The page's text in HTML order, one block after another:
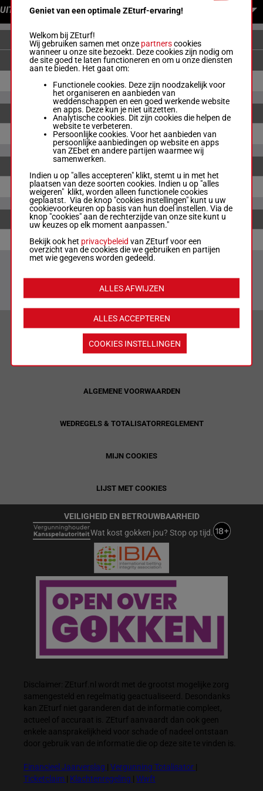
UITBETALINGEN
ENKELVOUDIGE WEDDENSCHAPPEN
-
KOPPEL
GERESTITUEERD
- GERESTITUEERD
- GERESTITUEERD
VERANTWOORD WEDDEN & PRIVACYVERKLARING
ALGEMENE VOORWAARDEN
WEDREGELS & TOTALISATORREGLEMENT
MIJN COOKIES
LIJST MET COOKIES
VEILIGHEID EN BETROUWBAARHEID
Wat kost gokken jou? Stop op tijd.
Disclaimer: ZEturf.nl wordt met de grootst mogelijke zorg
samengesteld en regelmatig geactualiseerd. Desondanks
kan ZEturf niet garanderen dat de informatie compleet,
actueel of accuraat is. ZEturf aanvaardt dan ook geen
enkele aansprakelijkheid voor schade of nadeel ontstaan
door gebruik van de informatie die op deze site te vinden is.
Financieel Jaarverslag Vergunning Totalisator
Ticketclaim
Klachtenregeling Wwft
Geniet van een optimale ZEturf-ervaring!
Welkom bij ZEturf!
Wij gebruiken samen met onze partnerscookies
wanneer u onze site bezoekt. Deze cookies zijn nodig om
de site goed te laten functioneren en om u onze diensten
aan te bieden. Het gaat om:
Functionele cookies. Deze zijn noodzakelijk voor
het organiseren en aanbieden van
weddenschappen en een goed werkende website
en apps. Deze kun je niet uitzetten.
Analytische cookies. Dit zijn cookies die helpen de
website te verbeteren.
Persoonlijke cookies. Voor het aanbieden van
persoonlijke aanbiedingen op website en apps
van ZEbet en andere partijen waarmee wij
samenwerken.
Indien u op "alles accepteren" klikt, stemt u in met het
plaatsen van deze soorten cookies. Indien u op "alles
weigeren" klikt, worden alleen functionele cookies
geplaatst. Via de knop "cookies instellingen" kunt u uw
cookievoorkeuren op basis van hun doel instellen. Via de
knop "cookies" aan de rechterzijde van onze site kunt u
uw keuzes op elk moment aanpassen."
Bekijk ook het privacybeleid van ZEturf voor een
overzicht van de cookies die we gebruiken en partijen
met wie gegevens worden gedeeld.
ALLES ACCEPTEREN
ALLES AFWIJZEN
COOKIES INSTELLINGEN